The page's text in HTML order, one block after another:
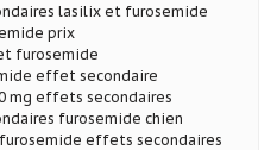
lasilix et furosemide
prix
furosemide
effet secondaire
mg effets secondaires
furosemide chien
effets secondaires